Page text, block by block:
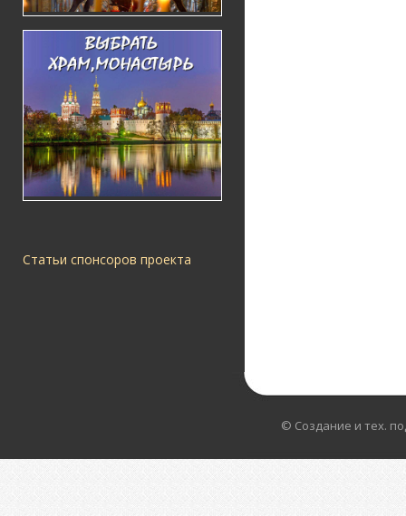
Статьи спонсоров проекта
© Создание и тех.